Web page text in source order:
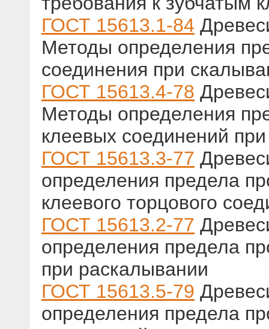
ГОСТ 15613.1-84
Методы определения
соединения при
ГОСТ 15613.4-78
Методы определения
клеевых соединений
ГОСТ 15613.3-77
определения предела
клеевого торцового
ГОСТ 15613.2-77
определения предела
при раскалывании
ГОСТ 15613.5-79
определения предела